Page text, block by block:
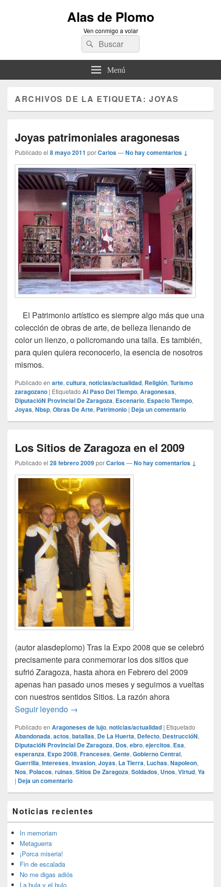
Alas de Plomo
Ven conmigo a volar
Buscar
por:
Buscar
Menú
ARCHIVOS DE LA ETIQUETA:JOYAS
Joyas patrimoniales aragonesas
Publicado el 8 mayo 2011 porCarlos—No hay comentarios ↓
El Patrimonio artístico es siempre algo más que una
colección de obras de arte, de belleza llenando de
color un lienzo, o policromando una talla. Es también,
para quien quiera reconocerlo, la esencia de nosotros
mismos.
Publicado en arte, cultura, noticias/actualidad, Religión, Turismo
zaragozano | Etiquetado Al Paso Del Tiempo, Aragonesas,
DiputacióN Provincial De Zaragoza, Escenario, Espacio Tiempo,
Joyas, Nbsp, Obras De Arte, Patrimonio | Deja un comentario
Los Sitios de Zaragoza en el 2009
Publicado el 28 febrero 2009porCarlos—No hay comentarios ↓
(autor alasdeplomo) Tras la Expo 2008 que se celebró
precisamente para conmemorar los dos sitios que
sufrió Zaragoza, hasta ahora en Febrero del 2009
apenas han pasado unos meses y seguimos a vueltas
con nuestros sentidos Sitios. La razón ahora
Seguir leyendo Los Sitios de Zaragoza en el 2009
→
Publicado en Aragoneses de lujo, noticias/actualidad | Etiquetado
Abandonada, actos, batallas, De La Huerta, Defecto, DestruccióN,
DiputacióN Provincial De Zaragoza, Dos, ebro, ejercitos, Esa,
esperanza, Expo 2008, Franceses, Gente, Gobierno Central,
Guerrilla, Intereses, invasion, Joyas, La Tierra, Luchas, Napoleon,
Nos, Polacos, ruinas, Sitios De Zaragoza, Soldados, Unos, Virtud, Ya
| Deja un comentario
área
de
widget
barra
lateral
primaria
Noticias recientes
In memoriam
Metaguerra
¡Porca miseria!
Fin de escalada
No me digas adiós
La bula y el bulo